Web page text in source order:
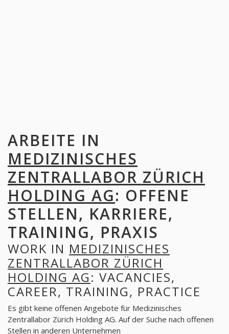
ARBEITE IN
MEDIZINISCHES
ZENTRALLABOR ZÜRICH
HOLDING AG: OFFENE
STELLEN, KARRIERE,
TRAINING, PRAXIS
WORK IN MEDIZINISCHES
ZENTRALLABOR ZÜRICH
HOLDING AG: VACANCIES,
CAREER, TRAINING, PRACTICE
Es gibt keine offenen Angebote für Medizinisches
Zentrallabor Zürich Holding AG. Auf der Suche nach offenen
Stellen in anderen Unternehmen